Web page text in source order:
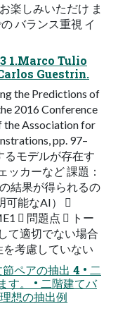
楽しみいただけ ま
バランス重視 イ
3 1.Marco Tulio
Guestrin.
the Predictions of
2016 Conference
the Association for
pp. 97–
るモデルが存在す
ッカーなど 課題：
結果が得られるの
可能なAI） 
 問題点  トー
て適切でない場合
を考慮していない
ペアの抽出 4 • 二
す。 • 二階建てバ
想の抽出例